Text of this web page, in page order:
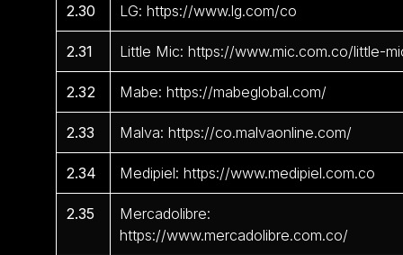
2.30 LG: https://www.lg.com/co
2.31 Little Mic: https://www.mic.com.co/little-
2.32 Mabe: https://mabeglobal.com/
2.33 Malva: https://co.malvaonline.com/
2.34 Medipiel: https://www.medipiel.com.co
2.35
Mercadolibre:
https://www.mercadolibre.com.co/